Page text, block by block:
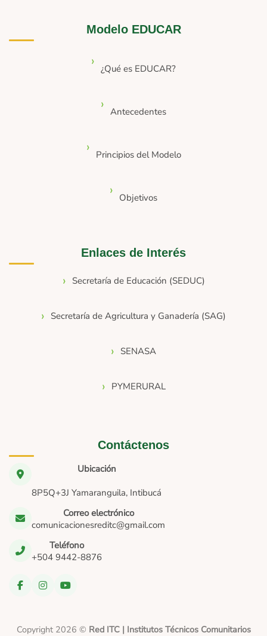
Modelo EDUCAR
¿Qué es EDUCAR?
Antecedentes
Principios del Modelo
Objetivos
Enlaces de Interés
Secretaría de Educación (SEDUC)
Secretaría de Agricultura y Ganadería (SAG)
SENASA
PYMERURAL
Contáctenos
Ubicación
8P5Q+3J Yamaranguila, Intibucá
Correo electrónico
comunicacionesreditc@gmail.com
Teléfono
+504 9442-8876
Copyright 2026 © Red ITC | Institutos Técnicos Comunitarios